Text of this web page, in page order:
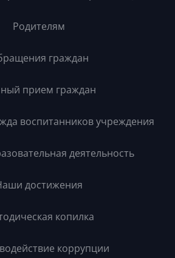
Родителям
граждан
прием граждан
воспитанников учреждения
деятельность
достижения
копилка
коррупции